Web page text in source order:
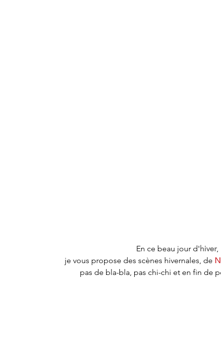
En ce beau jour d'hiver,
je vous propose des scènes hivernales, de
pas de bla-bla, pas chi-chi et en fin de